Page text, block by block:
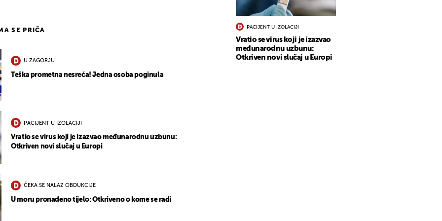
SE PRIČA
U ZAGORJU
Teška prometna nesreća! Jedna osoba poginula
PACIJENT U IZOLACIJI
Vratio se virus koji je izazvao međunarodnu uzbunu:
Otkriven novi slučaj u Europi
ČEKA SE NALAZ OBDUKCIJE
U moru pronađeno tijelo: Otkriveno o kome se radi
PACIJENT U IZOLACIJI
Vratio se virus koji je izazvao
međunarodnu uzbunu:
Otkriven novi slučaj u Europi